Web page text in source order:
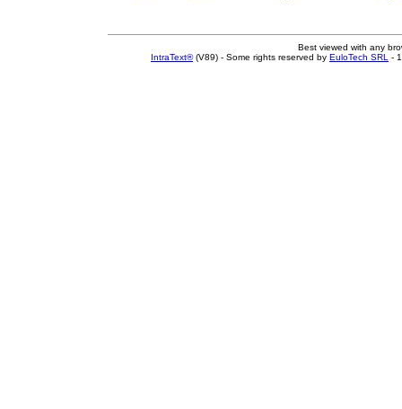
Best viewed with any
IntraText®(V89) - Some rights reserved by EuloTech SRL -